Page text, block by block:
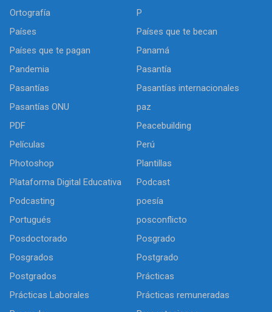
Ortografía
P
Países
Países que te becan
Países que te pagan
Panamá
Pandemia
Pasantía
Pasantías
Pasantías internacionales
Pasantías ONU
paz
PDF
Peacebuilding
Películas
Perú
Photoshop
Plantillas
Plataforma Digital Educativa
Podcast
Podcasting
poesía
Portugués
posconflicto
Posdoctorado
Posgrado
Posgrados
Postgrado
Postgrados
Prácticas
Prácticas Laborales
Prácticas remuneradas